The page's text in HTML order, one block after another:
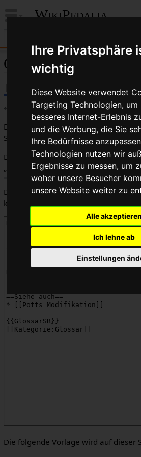
Ihre Privatsphäre
wichtig
Diese Website verwendet
Targeting Technologien, um
besseres Internet-Erlebnis
und die Werbung, die Sie
Ihre Bedürfnisse
Technologien nutzen wir
Ergebnisse zu messen, um
woher unsere Besucher
unsere Website weiter zu
Alle akzeptieren
Ich lehne ab
Einstellungen
WikiPedalia
Quelltext der Seite
←
Du bist aus dem folgenden Grund
Seite zu bearbeiten:
Diese Aktion ist auf Benutzer
„ Benutzer“ angehören.
Du kannst den Quelltext dieser Seite
kopieren.
Die folgende Vorlage wird auf dieser